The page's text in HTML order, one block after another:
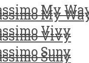
My
Vivy
Suny
My
Vivy
Suny